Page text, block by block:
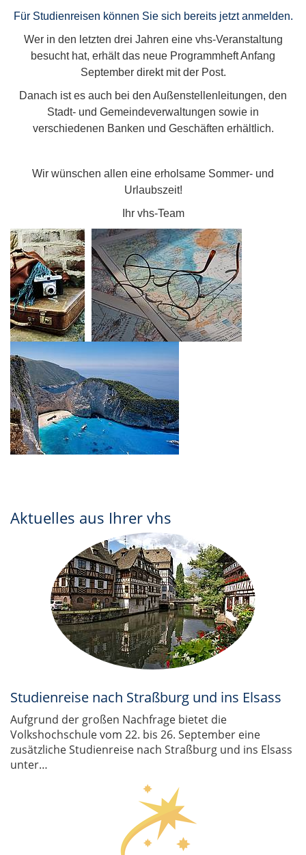
Für Studienreisen können Sie sich bereits jetzt anmelden.
Wer in den letzten drei Jahren eine vhs-Veranstaltung
besucht hat, erhält das neue Programmheft Anfang
September direkt mit der Post.
Danach ist es auch bei den Außenstellenleitungen, den
Stadt- und Gemeindeverwaltungen sowie in
verschiedenen Banken und Geschäften erhältlich.
Wir wünschen allen eine erholsame Sommer- und
Urlaubszeit!
Ihr vhs-Team
Aktuelles aus Ihrer vhs
Studienreise nach Straßburg und ins Elsass
Aufgrund der großen Nachfrage bietet die
Volkshochschule vom 22. bis 26. September eine
zusätzliche Studienreise nach Straßburg und ins Elsass
unter…